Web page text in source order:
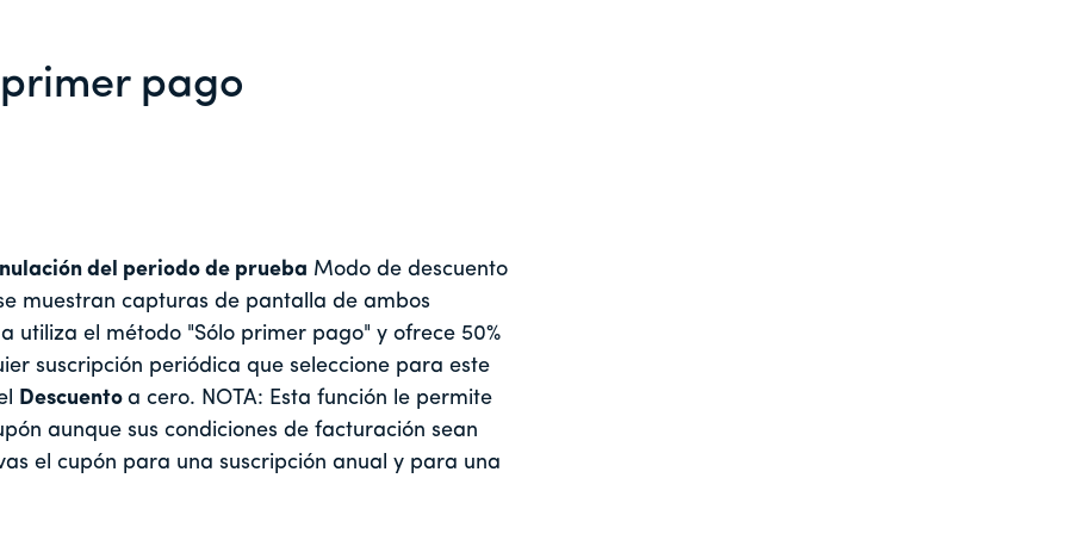
pago
del periodo de prueba Modo de descuento
muestran capturas de pantalla de ambos
el método "Sólo primer pago" y ofrece 50%
suscripción periódica que seleccione para este
Descuento a cero. NOTA: Esta función le permite
aunque sus condiciones de facturación sean
el cupón para una suscripción anual y para una